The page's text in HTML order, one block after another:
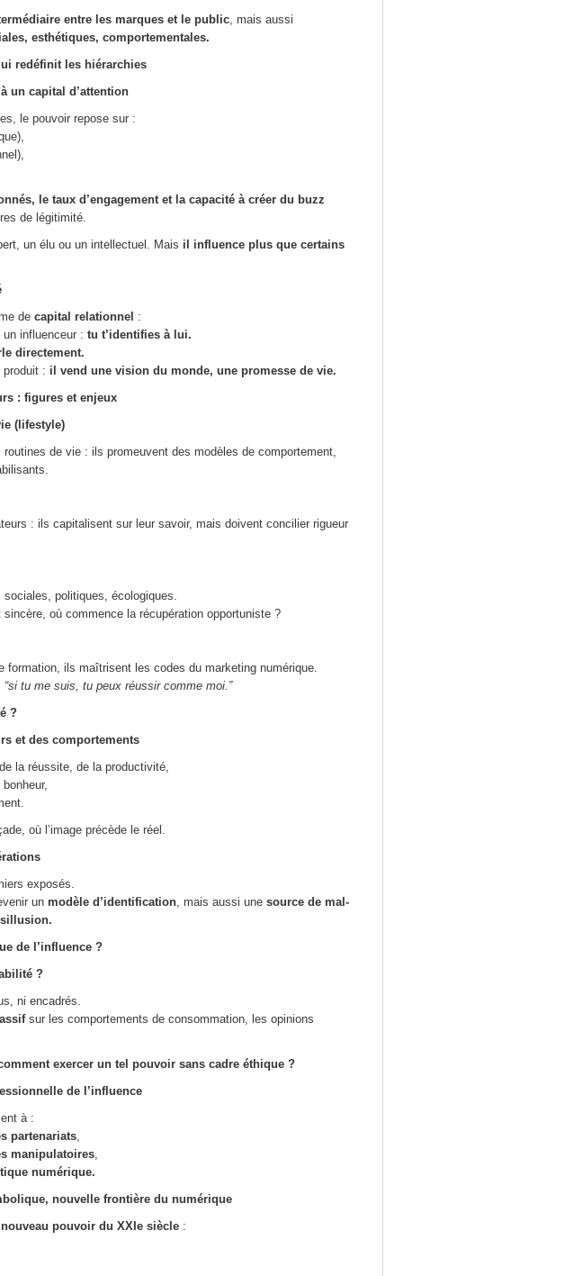
entre les marques et le public, mais aussi
esthétiques, comportementales.
redéfinit les hiérarchies
un capital d’attention
le pouvoir repose sur :
le taux d’engagement et la capacité à créer du buzz
de légitimité.
un élu ou un intellectuel. Mais il influence plus que certains
de capital relationnel :
un influenceur : tu t’identifies à lui.
directement.
produit : il vend une vision du monde, une promesse de vie.
: figures et enjeux
(lifestyle)
de vie : ils promeuvent des modèles de comportement,
: ils capitalisent sur leur savoir, mais doivent concilier rigueur
sociales, politiques, écologiques.
sincère, où commence la récupération opportuniste ?
formation, ils maîtrisent les codes du marketing numérique.
“si tu me suis, tu peux réussir comme moi.”
?
et des comportements
la réussite, de la productivité,
où l’image précède le réel.
exposés.
un modèle d’identification, mais aussi une source de mal-
de l’influence ?
?
ni encadrés.
sur les comportements de consommation, les opinions
exercer un tel pouvoir sans cadre éthique ?
de l’influence
à :
partenariats,
manipulatoires,
numérique.
nouvelle frontière du numérique
nouveau pouvoir du XXIe siècle :